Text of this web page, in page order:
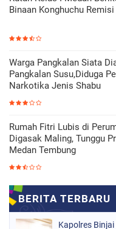
Binaan Konghuchu
Warga Pangkalan Siata
Pangkalan Susu,Diduga
Narkotika Jenis Shabu
Rumah Fitri Lubis di
Digasak Maling, Tunggu
Medan Tembung
Kapolres